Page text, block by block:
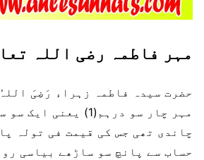
مہر فاطمہ رضی اللہ
حضرت سیدہ فاطمہ زہراء رَضِیَ
مہر چار سو درہم(1)
چاندی تھی جس کی قیمت فی تولہ
حساب سے پانچ سو ساڑھے بیاسی